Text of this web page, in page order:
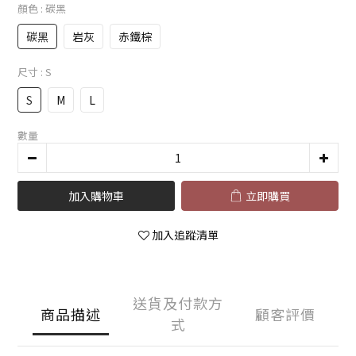
顏色 : 碳黑
碳黑 岩灰 赤鐵棕
尺寸 : S
S M L
數量
加入購物車 立即購買
加入追蹤清單
商品描述
送貨及付款方
式
顧客評價